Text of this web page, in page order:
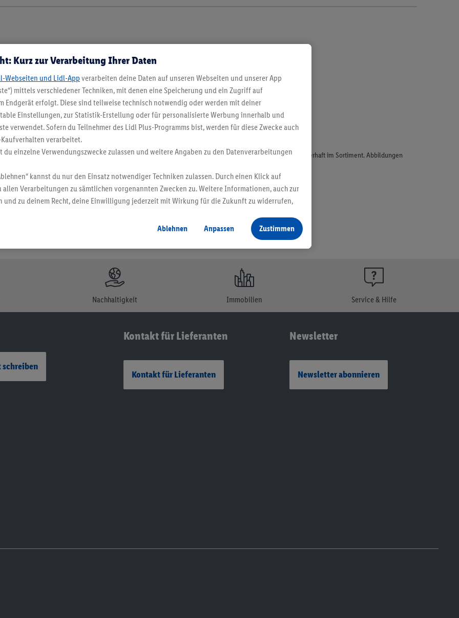
Verkauf ohne Dekoration. Die hier beworbenen Produkte, vor allem NonFood-Produkte, sind nicht alle dauerhaft im Sortiment. Abbildungen
Nachhaltigkeit Immobilien Service & Hilfe
Kontakt für Lieferanten
Kontakt für Lieferanten
Newsletter
Newsletter abonnieren
Kurz zur Verarbeitung Ihrer Daten
Webseiten und Lidl-App verarbeiten deine Daten auf unseren Webseiten und unserer App
mittels verschiedener Techniken, mit denen eine Speicherung und ein Zugriff auf
Endgerät erfolgt. Diese sind teilweise technisch notwendig oder werden mit deiner
Einstellungen, zur Statistik-Erstellung oder für personalisierte Werbung innerhalb und
verwendet. Sofern du Teilnehmer des Lidl Plus-Programms bist, werden für diese Zwecke auch
verarbeitet.
du einzelne Verwendungszwecke zulassen und weitere Angaben zu den Datenverarbeitungen
kannst du nur den Einsatz notwendiger Techniken zulassen. Durch einen Klick auf
allen Verarbeitungen zu sämtlichen vorgenannten Zwecken zu. Weitere Informationen, auch zur
und zu deinem Recht, deine Einwilligung jederzeit mit Wirkung für die Zukunft zu widerrufen,
Ablehnen
Anpassen Zustimmen